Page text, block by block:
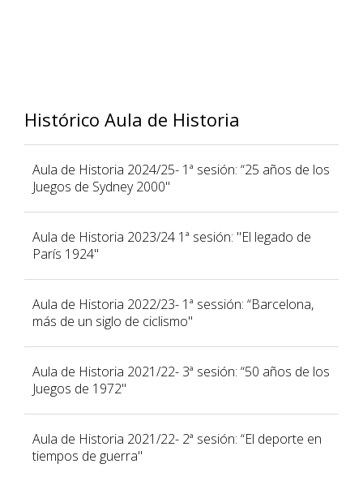
Histórico Aula de Historia
Aula de Historia 2024/25- 1ª sesión: “25 años de los
Juegos de Sydney 2000"
Aula de Historia 2023/24 1ª sesión: "El legado de
París 1924"
Aula de Historia 2022/23- 1ª sessión: “Barcelona,
más de un siglo de ciclismo"
Aula de Historia 2021/22- 3ª sesión: “50 años de los
Juegos de 1972"
Aula de Historia 2021/22- 2ª sesión: “El deporte en
tiempos de guerra"